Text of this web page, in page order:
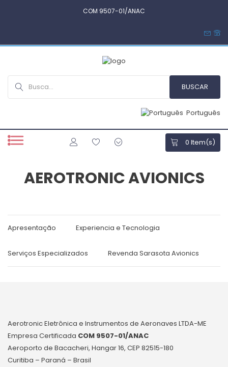
COM 9507-01/ANAC
Português
0 Item(s)
AEROTRONIC AVIONICS
Apresentação Experiencia e Tecnologia
Serviços Especializados Revenda Sarasota Avionics
Aerotronic Eletrônica e Instrumentos de Aeronaves LTDA-ME
Empresa Certificada COM 9507-01/ANAC
Aeroporto de Bacacheri, Hangar 16, CEP 82515-180
Curitiba – Paraná – Brasil